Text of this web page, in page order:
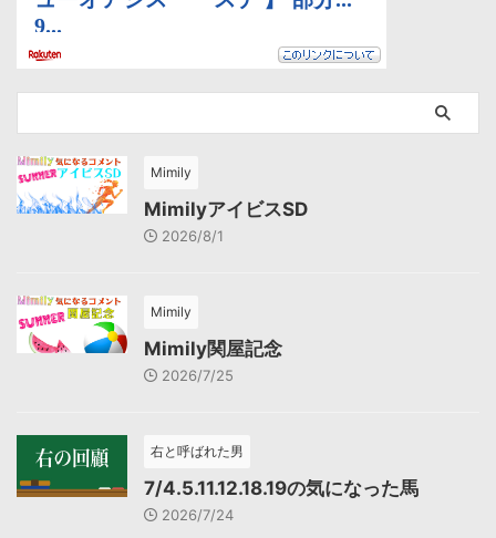
Mimily
MimilyアイビスSD
2026/8/1
Mimily
Mimily関屋記念
2026/7/25
右と呼ばれた男
7/4.5.11.12.18.19の気になった馬
2026/7/24